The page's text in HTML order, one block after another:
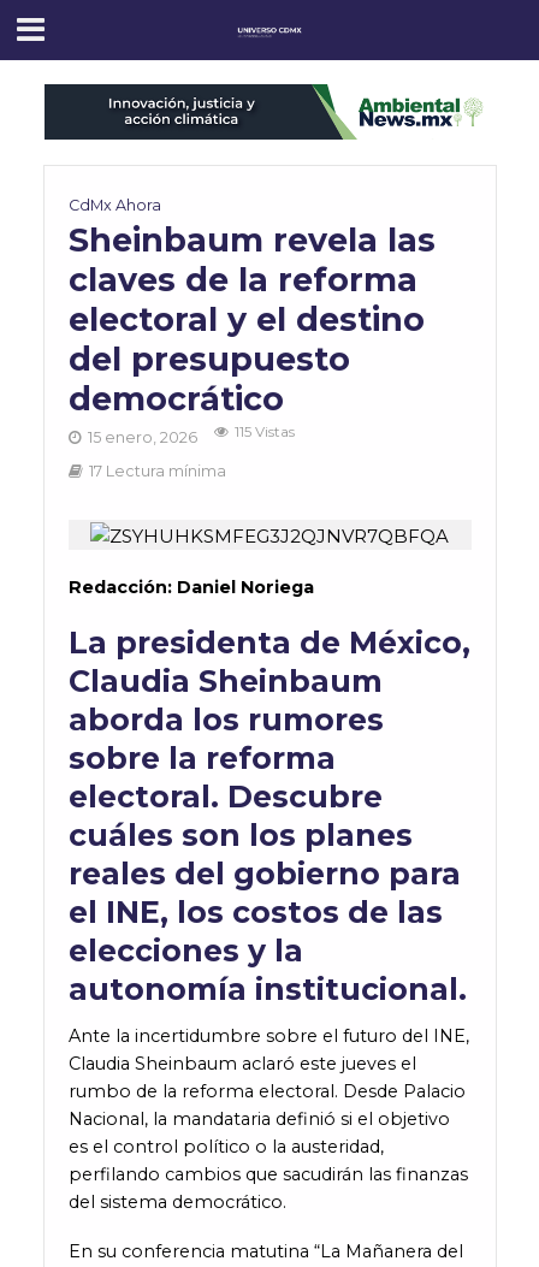
CdMx Ahora
Sheinbaum revela las
claves de la reforma
electoral y el destino
del presupuesto
democrático
15 enero, 2026 115 Vistas
17 Lectura mínima
Redacción: Daniel Noriega
La presidenta de México,
Claudia Sheinbaum
aborda los rumores
sobre la reforma
electoral. Descubre
cuáles son los planes
reales del gobierno para
el INE, los costos de las
elecciones y la
autonomía institucional.
Ante la incertidumbre sobre el futuro del INE,
Claudia Sheinbaum aclaró este jueves el
rumbo de la reforma electoral. Desde Palacio
Nacional, la mandataria definió si el objetivo
es el control político o la austeridad,
perfilando cambios que sacudirán las finanzas
del sistema democrático.
En su conferencia matutina “La Mañanera del